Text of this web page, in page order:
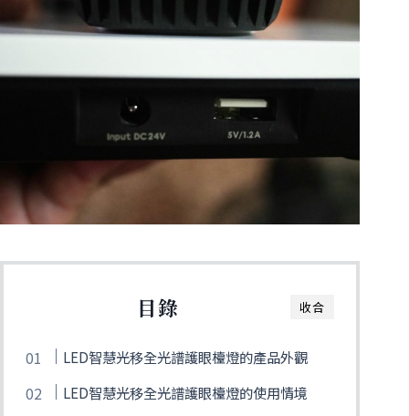
收合
目錄
LED智慧光移全光譜護眼檯燈的產品外觀
LED智慧光移全光譜護眼檯燈的使用情境